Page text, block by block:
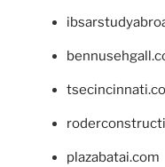
plazabatai.com